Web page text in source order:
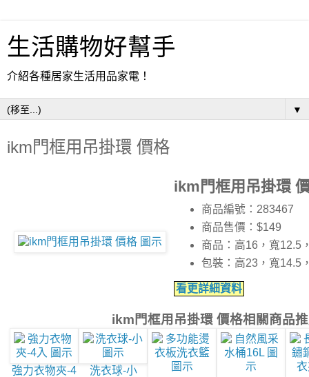
生活購物好幫手
介紹各種居家生活用品家電！
▼
ikm門框用吊掛環 價格
ikm門框用吊掛環
商品編號：283467
商品售價：$149
商品：高16，寬12.5
包裝：高23，寬14.5
看更詳細資料
ikm門框用吊掛環 價格相關商品
強力衣物夾-4
洗衣球-小